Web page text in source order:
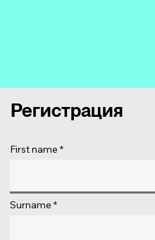
Регистрация
First name
Surname